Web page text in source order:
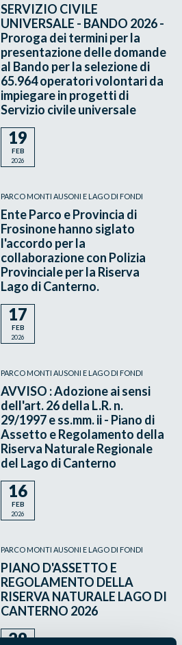
SERVIZIO CIVILE
UNIVERSALE - BANDO 2026 -
Proroga dei termini per la
presentazione delle domande
al Bando per la selezione di
65.964 operatori volontari da
impiegare in progetti di
Servizio civile universale
19
FEB
2026
PARCO MONTI AUSONI E LAGO DI FONDI
Ente Parco e Provincia di
Frosinone hanno siglato
l'accordo per la
collaborazione con Polizia
Provinciale per la Riserva
Lago di Canterno.
17
FEB
2026
PARCO MONTI AUSONI E LAGO DI FONDI
AVVISO : Adozione ai sensi
dell'art. 26 della L.R. n.
29/1997 e ss.mm. ii - Piano di
Assetto e Regolamento della
Riserva Naturale Regionale
del Lago di Canterno
16
FEB
2026
PARCO MONTI AUSONI E LAGO DI FONDI
PIANO D'ASSETTO E
REGOLAMENTO DELLA
RISERVA NATURALE LAGO DI
CANTERNO 2026
29